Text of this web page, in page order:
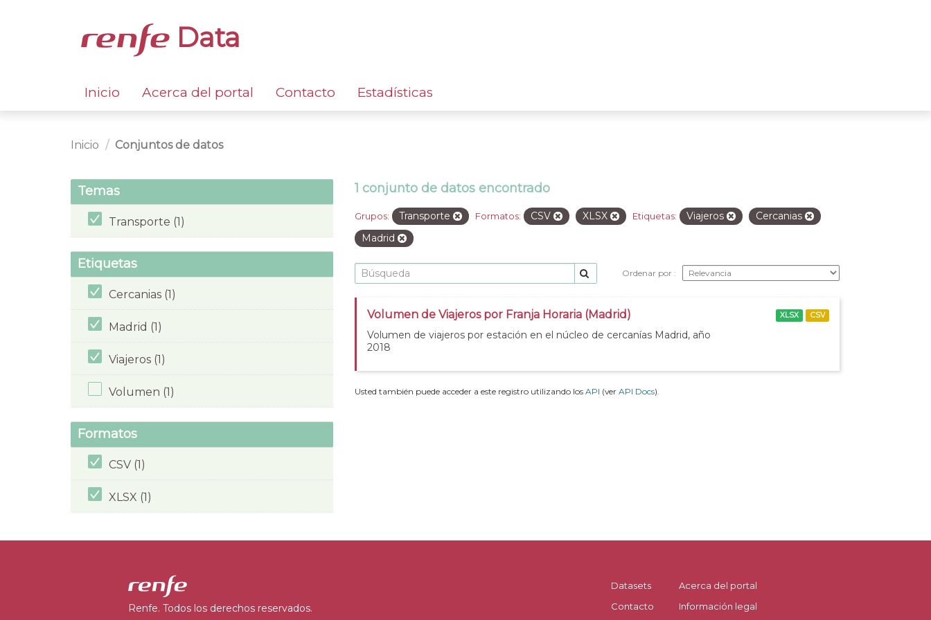
Data
Inicio Acerca del portal Contacto Estadísticas
Inicio Conjuntos de datos
Temas
Transporte (1)
Etiquetas
Cercanias (1)
Madrid (1)
Viajeros (1)
Volumen (1)
Formatos
CSV (1)
XLSX (1)
1 conjunto de datos encontrado
Grupos: Transporte Formatos: CSV XLSX Etiquetas: Viajeros
Cercanias
Madrid
Ordenar por
Volumen de Viajeros por Franja Horaria (Madrid)
Volumen de viajeros por estación en el núcleo de cercanías Madrid, año
2018
XLSX CSV
Usted también puede acceder a este registro utilizando los API (ver API Docs).
Renfe. Todos los derechos reservados.
Datasets
Contacto
Acerca del portal
Información legal